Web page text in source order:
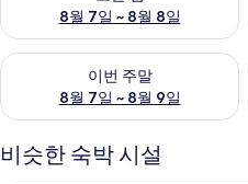
8월 7일 ~ 8월 8일
이번 주말
8월 7일 ~ 8월 9일
이번 주말 예약 가능 여부 확인, 8
비슷한 숙박 시설